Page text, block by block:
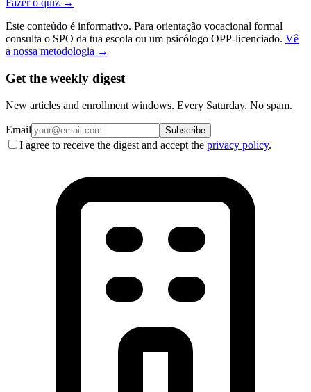
Fazer o quiz →
Este conteúdo é informativo. Para orientação vocacional formal
consulta o SPO da tua escola ou um psicólogo OPP-licenciado. Vê
a nossa metodologia →
Get the weekly digest
New articles and enrollment windows. Every Saturday. No spam.
Email Subscribe
I agree to receive the digest and accept the privacy policy.